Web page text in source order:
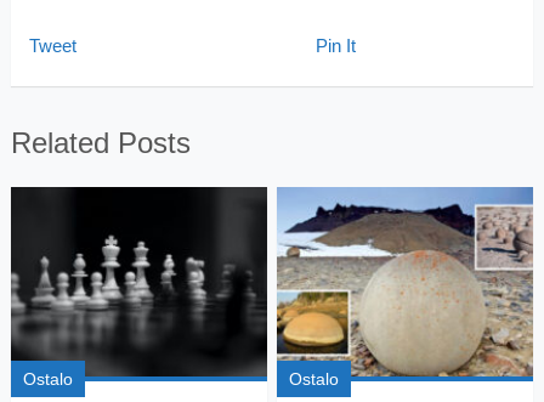
Tweet Pin It
Related Posts
Ostalo Ostalo